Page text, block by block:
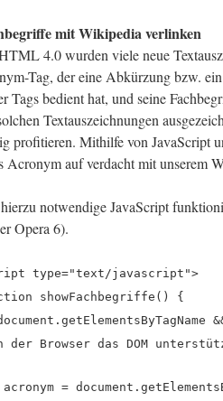
mit Wikipedia verlinken
4.0 wurden viele neue
Tag, der eine Abkürzung bzw.
Tags bedient hat, und seine
Textauszeichnungen
profitieren. Mithilfe von JavaScript
Acronym auf verdacht mit unserem
notwendige JavaScript
Opera 6).
type="text/javascript">
showFachbegriffe() {
der Browser das DOM
=